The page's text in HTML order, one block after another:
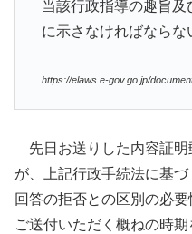
当該行政指導の趣旨
に示さなければならな
https://elaws.e-gov.go.jp/
先日お送りした内容証明
が、上記行政手続法に基づ
回答の拒否との区別の必
ご送付いただく概ねの時